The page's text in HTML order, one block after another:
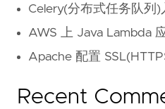
Celery(分布式任务队列)
AWS 上 Java Lambda
Apache 配置
Recent